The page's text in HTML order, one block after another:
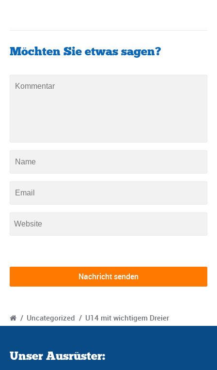
Möchten Sie etwas sagen?
/ Uncategorized / U14 mit wichtigem Dreier
Unser Ausrüster: